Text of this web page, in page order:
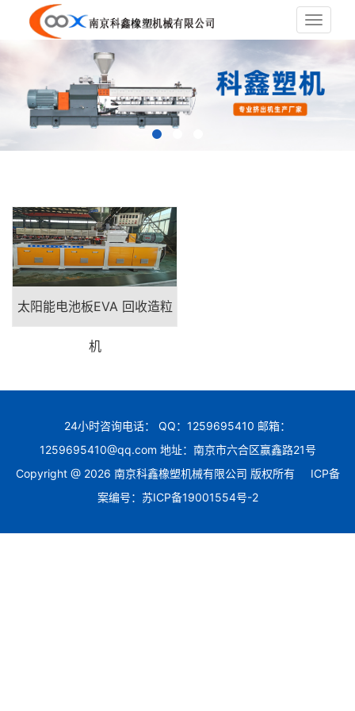
Toggle
太阳能电池板EVA 回收造粒
机
24小时咨询电话： QQ：1259695410 邮箱：
1259695410@qq.com 地址：南京市六合区赢鑫路21号
Copyright @ 2026 南京科鑫橡塑机械有限公司 版权所有 ICP备
案编号：苏ICP备19001554号-2